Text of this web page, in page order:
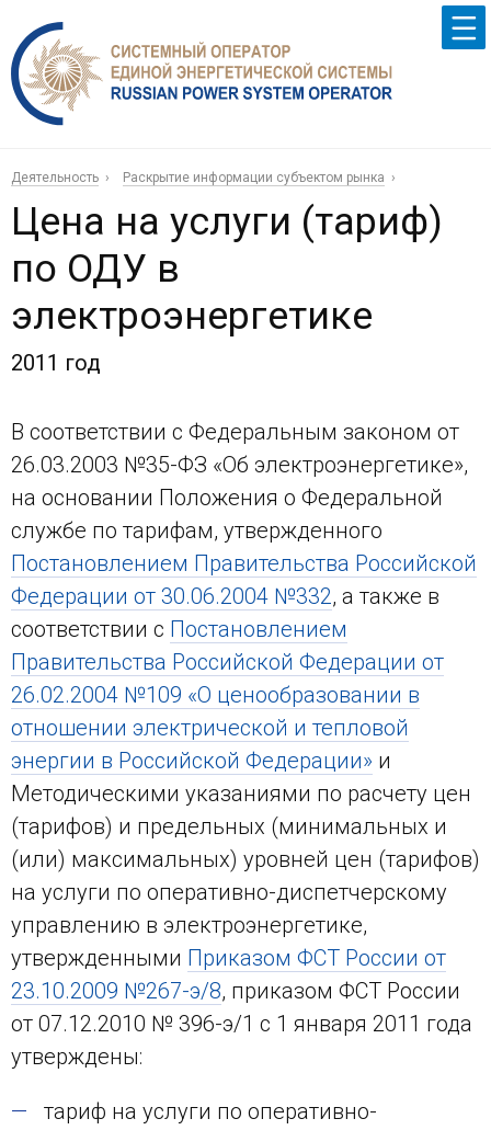
Деятельность Раскрытие информации субъектом рынка
Цена на услуги (тариф)
по ОДУ в
электроэнергетике
2011 год
В соответствии с Федеральным законом от
26.03.2003 №35-ФЗ «Об электроэнергетике»,
на основании Положения о Федеральной
службе по тарифам, утвержденного
Постановлением Правительства Российской
Федерации от 30.06.2004 №332, а также в
соответствии с Постановлением
Правительства Российской Федерации от
26.02.2004 №109 «О ценообразовании в
отношении электрической и тепловой
энергии в Российской Федерации» и
Методическими указаниями по расчету цен
(тарифов) и предельных (минимальных и
(или) максимальных) уровней цен (тарифов)
на услуги по оперативно-диспетчерскому
управлению в электроэнергетике,
утвержденными Приказом ФСТ России от
23.10.2009 №267-э/8, приказом ФСТ России
от 07.12.2010 № 396-э/1 с 1 января 2011 года
утверждены:
тариф на услуги по оперативно-